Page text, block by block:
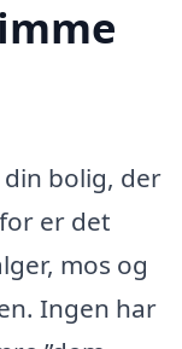
bolig, der
er det
mos og
Ingen har